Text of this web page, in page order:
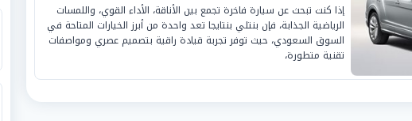
إذا كنت تبحث عن سيارة فاخرة تجمع بين الأناقة، الأداء القوي، واللمسات
الرياضية الجذابة، فإن بنتلي بنتايجا تعد واحدة من أبرز الخيارات المتاحة في
السوق السعودي، حيث توفر تجربة قيادة راقية بتصميم عصري ومواصفات
تقنية متطورة،